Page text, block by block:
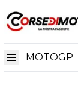
MOTOGP